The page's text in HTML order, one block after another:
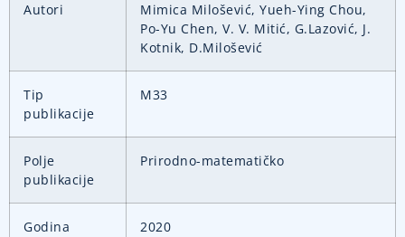
Autori
Mimica Milošević, Yueh-Ying Chou,
Po-Yu Chen, V. V. Mitić, G.Lazović, J.
Kotnik, D.Milošević
Tip
publikacije
M33
Polje
publikacije
Prirodno-matematičko
Godina 2020